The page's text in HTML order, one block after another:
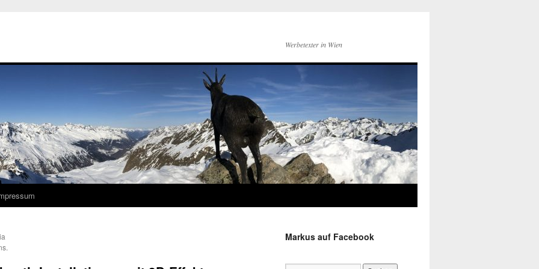
Werbetexter in Wien
Markus auf Facebook